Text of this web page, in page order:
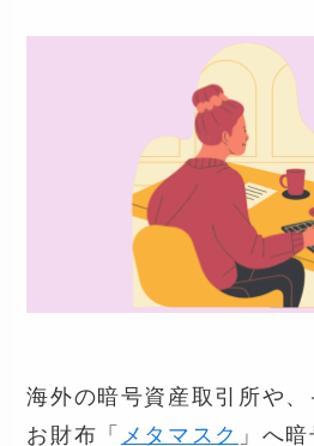
海外の暗号資産取引所や
お財布「 メタマスク 」へ